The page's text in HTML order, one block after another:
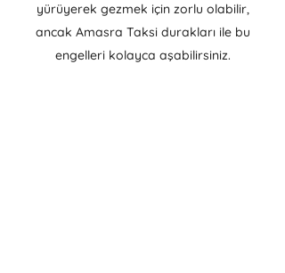
yürüyerek gezmek için zorlu olabilir,
ancak Amasra Taksi durakları ile bu
engelleri kolayca aşabilirsiniz.